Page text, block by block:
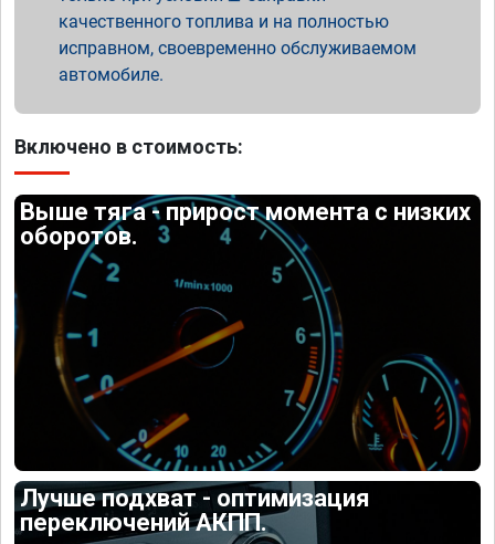
качественного топлива и на полностью
исправном, своевременно обслуживаемом
автомобиле.
Включено в стоимость:
Выше тяга - прирост момента с низких
оборотов.
Лучше подхват - оптимизация
переключений АКПП.